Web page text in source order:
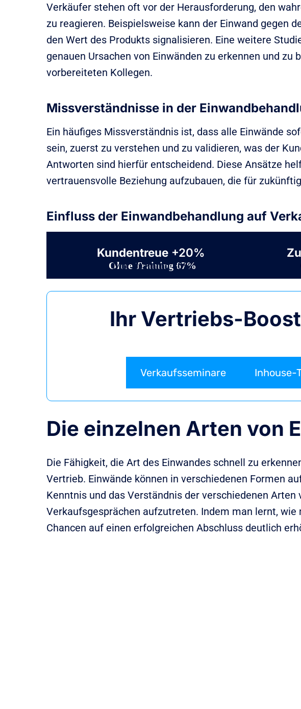
Verkäufer stehen oft vor der Herausforderung, den
zu reagieren. Beispielsweise kann der Einwand gegen
den Wert des Produkts signalisieren. Eine weitere
genauen Ursachen von Einwänden zu erkennen und
vorbereiteten Kollegen.
Missverständnisse in der
Ein häufiges Missverständnis ist, dass alle Einwände
sein, zuerst zu verstehen und zu validieren, was der
Antworten sind hierfür entscheidend. Diese Ansätze
vertrauensvolle Beziehung aufzubauen, die für
Einfluss der Einwandbehandlung auf
Kundentreue+20%
Ohne Training 67%
Mit Training 80%
Ihr Vertriebs-
Verkaufsseminare Inhouse-
Die einzelnen Arten von
Die Fähigkeit, die Art des Einwandes schnell zu
Vertrieb. Einwände können in verschiedenen Formen
Kenntnis und das Verständnis der verschiedenen
Verkaufsgesprächen aufzutreten. Indem man lernt,
Chancen auf einen erfolgreichen Abschluss deutlich